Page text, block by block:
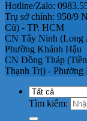
Hotline/Zalo:
Trụ sở chính: 950/9
Cũ) - TP. HCM
CN Tây Ninh
Phường Khánh Hậu
CN Đồng Tháp
Thạnh Trị) - Phường
Tìm kiếm: